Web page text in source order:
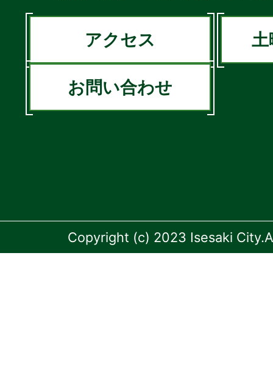
アクセス 土
お問い合わせ
Copyright (c) 2023 Isesaki